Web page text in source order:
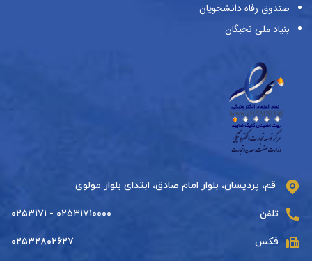
صندوق رفاه دانشجویان
بنیاد ملی نخبگان
قم، پردیسان، بلوار امام صادق، ابتدای بلوار مولوی
تلفن ۰۲۵۳۱۷۱۰۰۰۰ - ۰۲۵۳۱۷۱
فکس ۰۲۵۳۲۸۰۲۶۲۷